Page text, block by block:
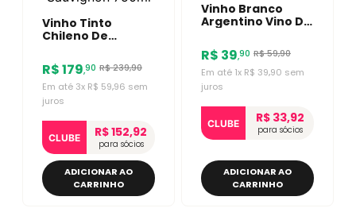
Vinho Tinto
Chileno De
Ungrafted
Cabernet
Sauvignon 750ml
R$179,90 R$239,90
Em até 3x R$ 59,96 sem
juros
CLUBE R$ 152,92
para sócios
ADICIONAR AO
CARRINHO
Vinho Branco
Argentino Vino De
Blend 750ml
R$ 39,90 R$59,90
Em até 1x R$ 39,90 sem
juros
CLUBE R$ 33,92
para sócios
ADICIONAR AO
CARRINHO